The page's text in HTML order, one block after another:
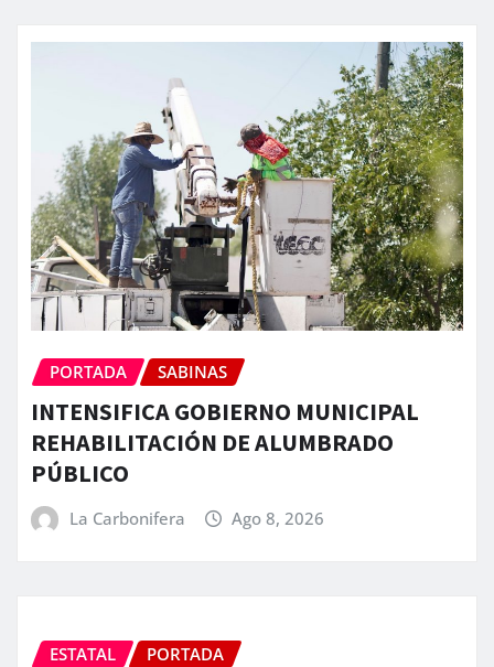
PORTADA SABINAS
INTENSIFICA GOBIERNO MUNICIPAL
REHABILITACIÓN DE ALUMBRADO
PÚBLICO
La Carbonifera Ago 8, 2026
ESTATAL PORTADA